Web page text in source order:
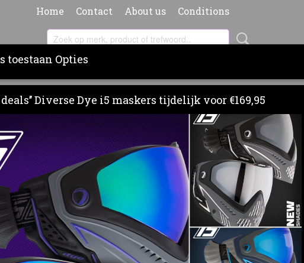
Home Contact About us Conditions
BARRELS
tape
HK Army grip tape
€ 12,95 (inclusief btw 21%)
Levertijd 3 - 5 werkdagen
Aantal
IN WINKELWAGEN
toestaan Opties
Diverse Dye i5 maskers tijdelijk voor €169,95